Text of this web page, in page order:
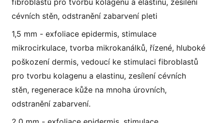
fibroblastů pro tvorbu kolagenu a elastinu, zesílení
cévních stěn, odstranění zabarvení pleti
1,5 mm - exfoliace epidermis, stimulace
mikrocirkulace, tvorba mikrokanálků, řízené, hluboké
poškození dermis, vedoucí ke stimulaci fibroblastů
pro tvorbu kolagenu a elastinu, zesílení cévních
stěn, regenerace kůže na mnoha úrovních,
odstranění zabarvení.